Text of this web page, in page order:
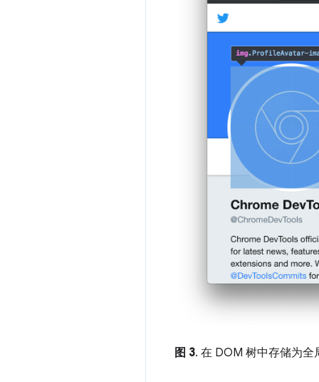
图 3. 在 DOM 树中存储为全